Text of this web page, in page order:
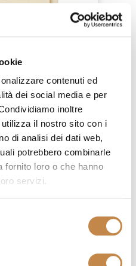
contenuti ed
dei social media e per
inoltre
il nostro sito con i
di analisi dei dati web,
potrebbero combinarle
fornito loro o che hanno
servizi.